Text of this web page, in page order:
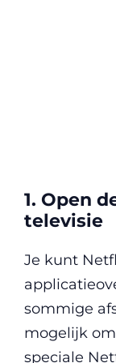
1. Open
televisie
Je kunt
sommige
mogelijk
speciale